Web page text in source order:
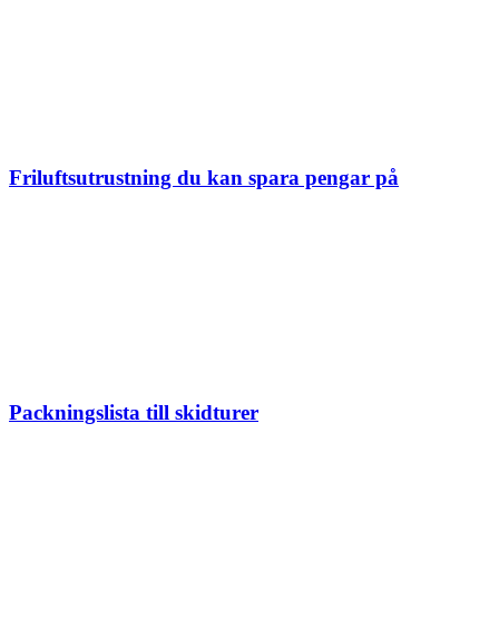
Friluftsutrustning du kan spara pengar på
Packningslista till skidturer